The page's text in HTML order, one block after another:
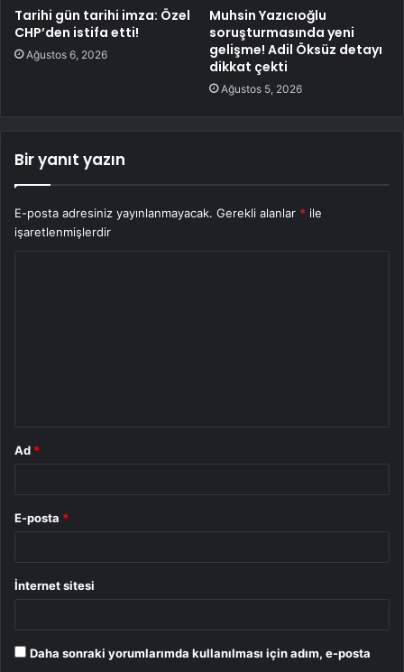
Tarihi gün tarihi imza: Özel
CHP’den istifa etti!
Ağustos 6, 2026
Muhsin Yazıcıoğlu
soruşturmasında yeni
gelişme! Adil Öksüz detayı
dikkat çekti
Ağustos 5, 2026
Bir yanıt yazın
E-posta adresiniz yayınlanmayacak. Gerekli alanlar * ile
işaretlenmişlerdir
Ad *
E-posta *
İnternet sitesi
Daha sonraki yorumlarımda kullanılması için adım, e-posta